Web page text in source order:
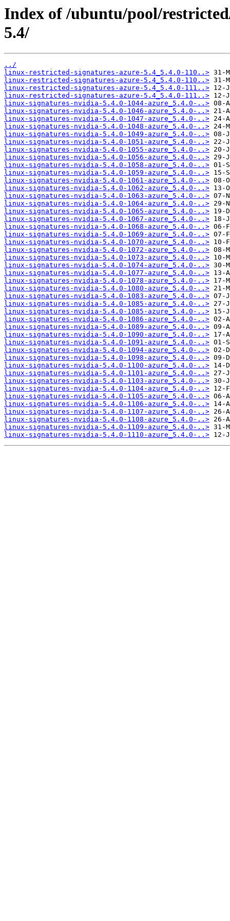
Index of /ubuntu/pool/
5.4/
../
linux-restricted-signatures-azure-5.4_5.4.0-110..>
linux-restricted-signatures-azure-5.4_5.4.0-110..>
linux-restricted-signatures-azure-5.4_5.4.0-111..>
linux-restricted-signatures-azure-5.4_5.4.0-111..>
linux-signatures-nvidia-5.4.0-1044-azure_5.4.0-..>
linux-signatures-nvidia-5.4.0-1046-azure_5.4.0-..>
linux-signatures-nvidia-5.4.0-1047-azure_5.4.0-..>
linux-signatures-nvidia-5.4.0-1048-azure_5.4.0-..>
linux-signatures-nvidia-5.4.0-1049-azure_5.4.0-..>
linux-signatures-nvidia-5.4.0-1051-azure_5.4.0-..>
linux-signatures-nvidia-5.4.0-1055-azure_5.4.0-..>
linux-signatures-nvidia-5.4.0-1056-azure_5.4.0-..>
linux-signatures-nvidia-5.4.0-1058-azure_5.4.0-..>
linux-signatures-nvidia-5.4.0-1059-azure_5.4.0-..>
linux-signatures-nvidia-5.4.0-1061-azure_5.4.0-..>
linux-signatures-nvidia-5.4.0-1062-azure_5.4.0-..>
linux-signatures-nvidia-5.4.0-1063-azure_5.4.0-..>
linux-signatures-nvidia-5.4.0-1064-azure_5.4.0-..>
linux-signatures-nvidia-5.4.0-1065-azure_5.4.0-..>
linux-signatures-nvidia-5.4.0-1067-azure_5.4.0-..>
linux-signatures-nvidia-5.4.0-1068-azure_5.4.0-..>
linux-signatures-nvidia-5.4.0-1069-azure_5.4.0-..>
linux-signatures-nvidia-5.4.0-1070-azure_5.4.0-..>
linux-signatures-nvidia-5.4.0-1072-azure_5.4.0-..>
linux-signatures-nvidia-5.4.0-1073-azure_5.4.0-..>
linux-signatures-nvidia-5.4.0-1074-azure_5.4.0-..>
linux-signatures-nvidia-5.4.0-1077-azure_5.4.0-..>
linux-signatures-nvidia-5.4.0-1078-azure_5.4.0-..>
linux-signatures-nvidia-5.4.0-1080-azure_5.4.0-..>
linux-signatures-nvidia-5.4.0-1083-azure_5.4.0-..>
linux-signatures-nvidia-5.4.0-1085-azure_5.4.0-..>
linux-signatures-nvidia-5.4.0-1085-azure_5.4.0-..>
linux-signatures-nvidia-5.4.0-1086-azure_5.4.0-..>
linux-signatures-nvidia-5.4.0-1089-azure_5.4.0-..>
linux-signatures-nvidia-5.4.0-1090-azure_5.4.0-..>
linux-signatures-nvidia-5.4.0-1091-azure_5.4.0-..>
linux-signatures-nvidia-5.4.0-1094-azure_5.4.0-..>
linux-signatures-nvidia-5.4.0-1098-azure_5.4.0-..>
linux-signatures-nvidia-5.4.0-1100-azure_5.4.0-..>
linux-signatures-nvidia-5.4.0-1101-azure_5.4.0-..>
linux-signatures-nvidia-5.4.0-1103-azure_5.4.0-..>
linux-signatures-nvidia-5.4.0-1104-azure_5.4.0-..>
linux-signatures-nvidia-5.4.0-1105-azure_5.4.0-..>
linux-signatures-nvidia-5.4.0-1106-azure_5.4.0-..>
linux-signatures-nvidia-5.4.0-1107-azure_5.4.0-..>
linux-signatures-nvidia-5.4.0-1108-azure_5.4.0-..>
linux-signatures-nvidia-5.4.0-1109-azure_5.4.0-..>
linux-signatures-nvidia-5.4.0-1110-azure_5.4.0-..>